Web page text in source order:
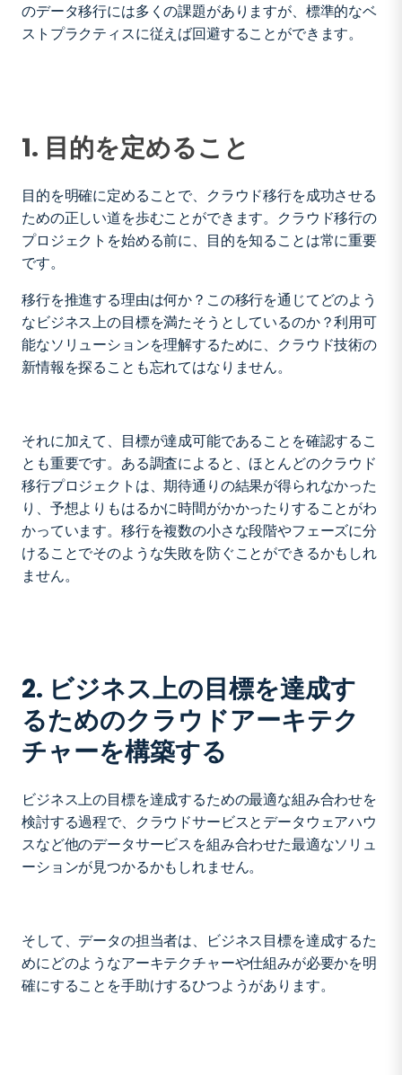
のデータ移行には多くの課題がありますが、標準的なベ
ストプラクティスに従えば回避することができます。
1. 目的を定めること
目的を明確に定めることで、クラウド移行を成功させる
ための正しい道を歩むことができます。クラウド移行の
プロジェクトを始める前に、目的を知ることは常に重要
です。
移行を推進する理由は何か？この移行を通じてどのよう
なビジネス上の目標を満たそうとしているのか？利用可
能なソリューションを理解するために、クラウド技術の
新情報を探ることも忘れてはなりません。
それに加えて、目標が達成可能であることを確認するこ
とも重要です。ある調査によると、ほとんどのクラウド
移行プロジェクトは、期待通りの結果が得られなかった
り、予想よりもはるかに時間がかかったりすることがわ
かっています。移行を複数の小さな段階やフェーズに分
けることでそのような失敗を防ぐことができるかもしれ
ません。
2. ビジネス上の目標を達成す
るためのクラウドアーキテク
チャーを構築する
ビジネス上の目標を達成するための最適な組み合わせを
検討する過程で、クラウドサービスとデータウェアハウ
スなど他のデータサービスを組み合わせた最適なソリュ
ーションが見つかるかもしれません。
そして、データの担当者は、ビジネス目標を達成するた
めにどのようなアーキテクチャーや仕組みが必要かを明
確にすることを手助けするひつようがあります。